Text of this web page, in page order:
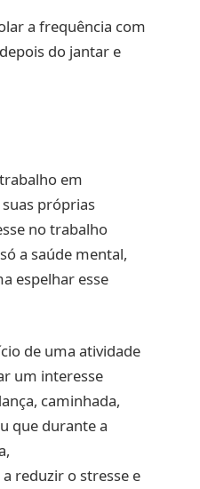
a frequência com
do jantar e
em
próprias
no trabalho
a saúde mental,
espelhar esse
de uma atividade
um interesse
caminhada,
que durante a
reduzir o stresse e